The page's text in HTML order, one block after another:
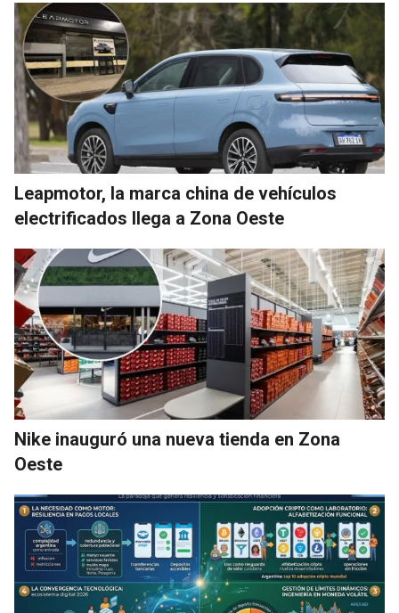
Leapmotor, la marca china de vehículos
electrificados llega a Zona Oeste
Nike inauguró una nueva tienda en Zona
Oeste